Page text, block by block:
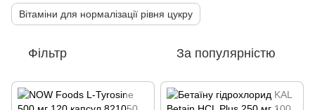
Вітаміни для нормалізації рівня цукру
Фільтр За популярністю